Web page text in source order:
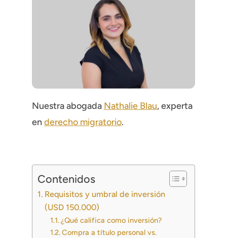
Nuestra abogada Nathalie Blau, experta
en derecho migratorio.
Contenidos
Requisitos y umbral de inversión
(USD 150.000)
¿Qué califica como inversión?
Compra a título personal vs.